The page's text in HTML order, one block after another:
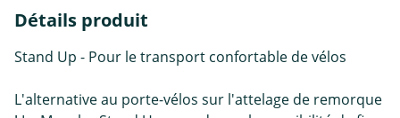
Détails produit
Stand Up - Pour le transport confortable de vélos
L'alternative au porte-vélos sur l'attelage de remorque